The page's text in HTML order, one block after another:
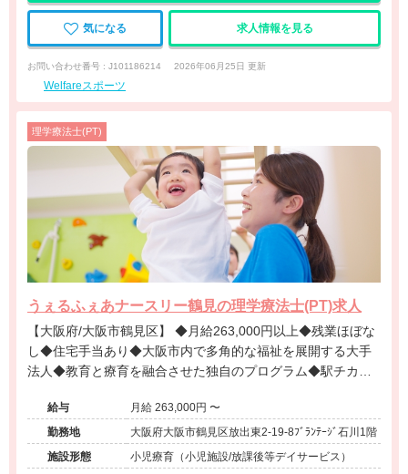
気になる 求人情報を見る
お問い合わせ番号 : J101186214 2026年06月25日 更新
Welfareスポーツ
理学療法士(PT)
うぇるふぇあナースリー鶴見の理学療法士(PT)求人
【大阪府/大阪市鶴見区】 ◆月給263,000円以上◆残業ほぼな
し◆住宅手当あり◆大阪市内で多角的な福祉を展開する大手
法人◆教育と療育を融合させた独自のプログラム◆駅チカ施
給与
月給 263,000円 〜
勤務地
大阪府大阪市鶴見区放出東2-19-8ﾌﾞﾗﾝﾃｰｼﾞ石川1階
施設形態
小児療育（小児施設/放課後等デイサービス）